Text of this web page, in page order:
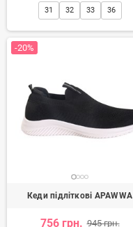
31 32 33 36
-20%
Кеди підліткові APAWWA
756 грн. 945 грн.